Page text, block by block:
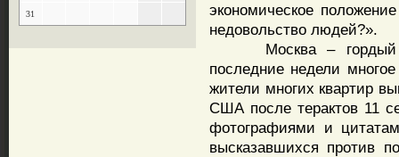
31
экономическое
недовольство людей?».
Москва – гордый
последние недели
жители многих квартир
США после терактов 11
фотографиями и
высказавшихся против